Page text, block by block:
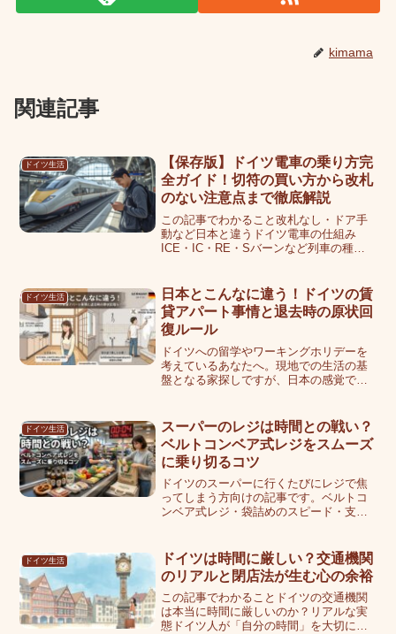
kimama
関連記事
ドイツ生活
【保存版】ドイツ電車の乗り方完
全ガイド！切符の買い方から改札
のない注意点まで徹底解説
この記事でわかること改札なし・ドア手
動など日本と違うドイツ電車の仕組み
ICE・IC・RE・Sバーンなど列車の種類
確認など乗車時の注意点とマナードイツ
の電車で...
ドイツ生活
日本とこんなに違う！ドイツの賃
貸アパート事情と退去時の原状回
復ルール
ドイツへの留学やワーキングホリデーを
考えているあなたへ。現地での生活の基
盤となる家探しですが、日本の感覚で賃
特に退去時の原状回復ルールは日本とま
ったく異なり、知らないま...
ドイツ生活
スーパーのレジは時間との戦い？
ベルトコンベア式レジをスムーズ
に乗り切るコツ
ドイツのスーパーに行くたびにレジで焦
ってしまう方向けの記事です。ベルトコ
ンベア式レジ・袋詰めのスピード・支払
になります。なお、この記事の情報は執
筆時点のものです。最新情...
ドイツ生活
ドイツは時間に厳しい？交通機関
のリアルと閉店法が生む心の余裕
この記事でわかることドイツの交通機関
は本当に時間に厳しいのか？リアルな実
態ドイツ人が「自分の時間」を大切にす